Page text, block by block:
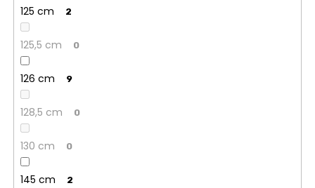
125 cm 2
125,5 cm 0
126 cm 9
128,5 cm 0
130 cm 0
145 cm 2